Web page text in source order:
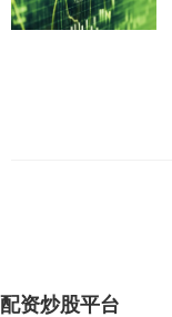
配资炒股平台